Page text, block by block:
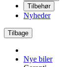
Tilbehør
Nyheder
Tilbage
Nye biler